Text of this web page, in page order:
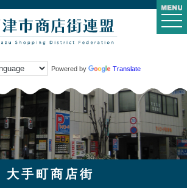
Powered by Translate
大手町商店街